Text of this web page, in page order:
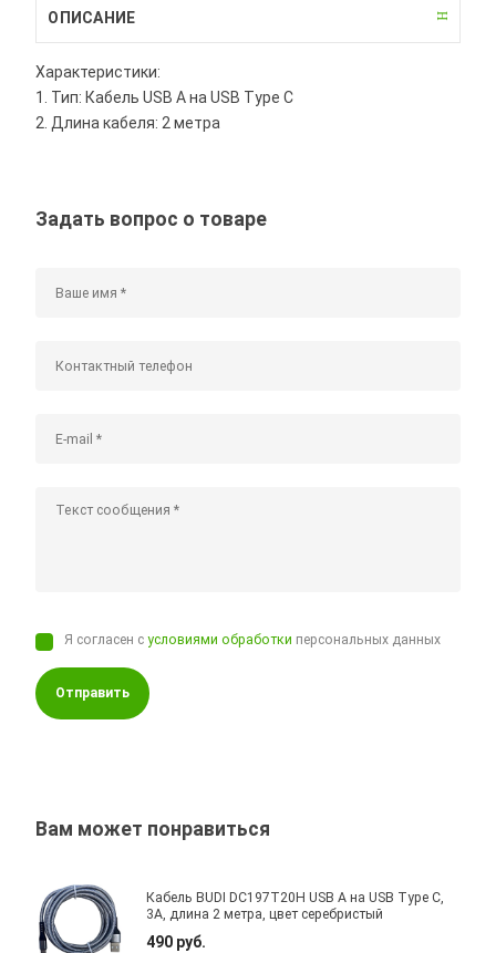
ОПИСАНИЕ
Характеристики:
1. Тип: Кабель USB A на USB Type C
2. Длина кабеля: 2 метра
Задать вопрос о товаре
Я согласен сусловиями обработки персональных данных
Отправить
Вам может понравиться
Кабель BUDI DC197T20H USB A на USB Type C,
3A, длина 2 метра, цвет серебристый
490 руб.